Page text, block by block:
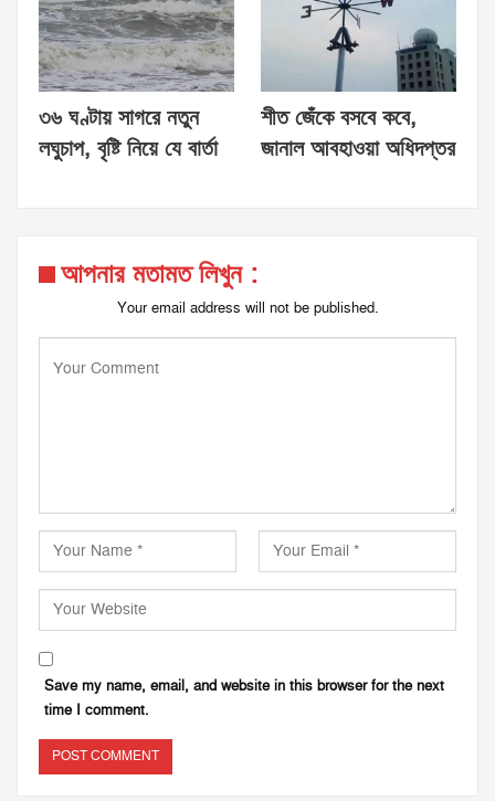
৩৬ ঘণ্টায় সাগরে নতুন
লঘুচাপ, বৃষ্টি নিয়ে যে বার্তা
শীত জেঁকে বসবে কবে,
জানাল আবহাওয়া অধিদপ্তর
আপনার মতামত লিখুন :
Your email address will not be published.
Save my name, email, and website in this browser for the next
time I comment.